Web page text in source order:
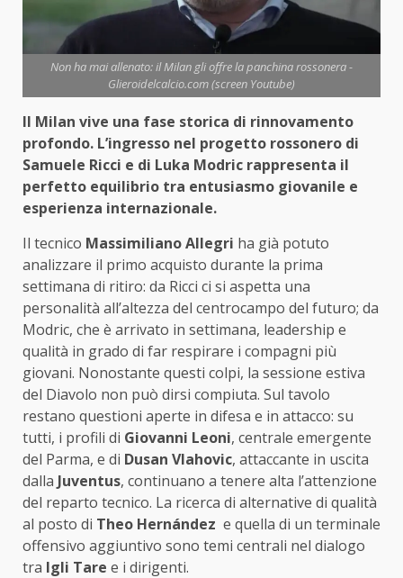
Non ha mai allenato: il Milan gli offre la panchina rossonera -
Glieroidelcalcio.com (screen Youtube)
Il Milan vive una fase storica di rinnovamento
profondo. L’ingresso nel progetto rossonero di
Samuele Ricci e di Luka Modric rappresenta il
perfetto equilibrio tra entusiasmo giovanile e
esperienza internazionale.
Il tecnico Massimiliano Allegri ha già potuto
analizzare il primo acquisto durante la prima
settimana di ritiro: da Ricci ci si aspetta una
personalità all’altezza del centrocampo del futuro; da
Modric, che è arrivato in settimana, leadership e
qualità in grado di far respirare i compagni più
giovani. Nonostante questi colpi, la sessione estiva
del Diavolo non può dirsi compiuta. Sul tavolo
restano questioni aperte in difesa e in attacco: su
tutti, i profili di Giovanni Leoni, centrale emergente
del Parma, e di Dusan Vlahovic, attaccante in uscita
dalla Juventus, continuano a tenere alta l’attenzione
del reparto tecnico. La ricerca di alternative di qualità
al posto di Theo Hernández e quella di un terminale
offensivo aggiuntivo sono temi centrali nel dialogo
tra Igli Tare e i dirigenti.